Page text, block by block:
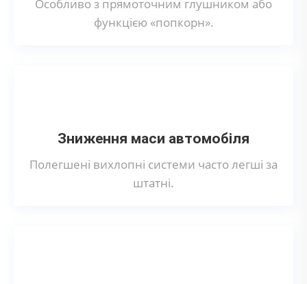
Особливо з прямоточним глушником або
функцією «попкорн».
Зниження маси автомобіля
Полегшені вихлопні системи часто легші за
штатні.